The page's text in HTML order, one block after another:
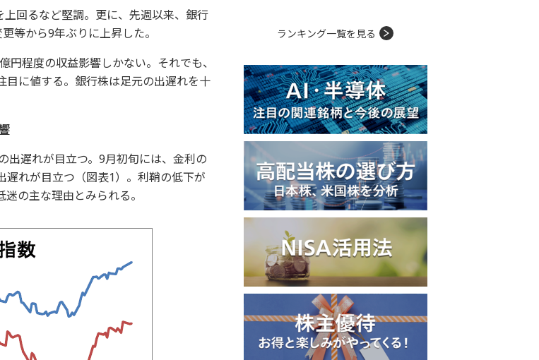
回るなど堅調。更に、先週以来、銀行
等から9年ぶりに上昇した。
程度の収益影響しかない。それでも、
に値する。銀行株は足元の出遅れを十
出遅れが目立つ。9月初旬には、金利の
れが目立つ（図表1）。利鞘の低下が
の主な理由とみられる。
ランキング一覧を見る